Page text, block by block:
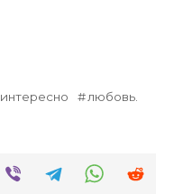
интересно
любовь.